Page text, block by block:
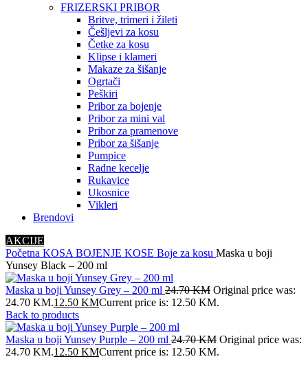
FRIZERSKI PRIBOR
Britve, trimeri i žileti
Češljevi za kosu
Četke za kosu
Klipse i klameri
Makaze za šišanje
Ogrtači
Peškiri
Pribor za bojenje
Pribor za mini val
Pribor za pramenove
Pribor za šišanje
Pumpice
Radne kecelje
Rukavice
Ukosnice
Vikleri
Brendovi
AKCIJE
Početna KOSA BOJENJE KOSE Boje za kosu Maska u boji
Yunsey Black – 200 ml
Maska u boji Yunsey Grey – 200 ml 24.70KM Original price was:
24.70 KM.12.50 KMCurrent price is: 12.50 KM.
Back to products
Maska u boji Yunsey Purple – 200 ml 24.70KM Original price was:
24.70 KM.12.50 KMCurrent price is: 12.50 KM.